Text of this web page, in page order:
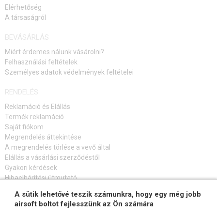
Elérhetőség
A társaságról
BEVÁSÁRLÁS
Miért érdemes nálunk vásárolni?
Felhasználási feltételek
Személyes adatok védelmények feltételei
RENDELÉS
Reklamáció és Elállás
Termék reklamáció
Saját fiókom
Megrendelés áttekintése
A megrendelés törlése a vevő által
Elállás a vásárlási szerződéstől
Gyakori kérdések
Hibaelhárítási útmutató
FELIRATKOZÁS HÍRLEVÉLRE
A sütik lehetővé teszik számunkra, hogy egy még jobb
airsoft boltot fejlesszünk az Ön számára